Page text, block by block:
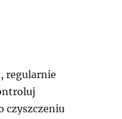
regularnie
czyszczeniu